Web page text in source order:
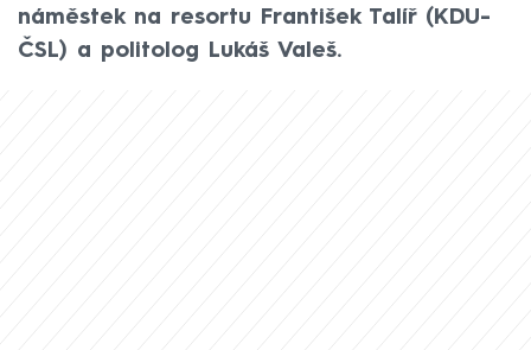
náměstek na resortu František Talíř (KDU-
ČSL) a politolog Lukáš Valeš.